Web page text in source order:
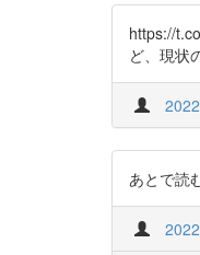
https://
ど、現状
あとで読